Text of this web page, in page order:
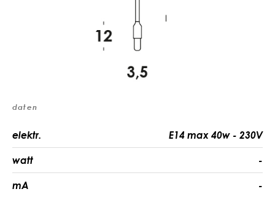
daten
elektr. E14 max 40w - 230V
watt -
mA -